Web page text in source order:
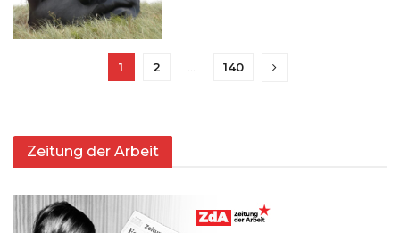
1 2 … 140
Zeitung der Arbeit